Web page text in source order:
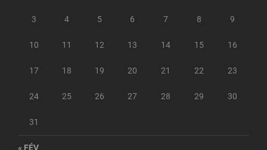
3 4 5 6 7 8 9
10 11 12 13 14 15 16
17 18 19 20 21 22 23
24 25 26 27 28 29 30
31
« FÉV